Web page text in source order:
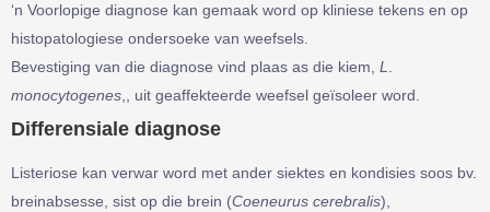
‘n Voorlopige diagnose kan gemaak word op kliniese tekens en op
histopatologiese ondersoeke van weefsels.
Bevestiging van die diagnose vind plaas as die kiem, L
monocytogenes ,, uit geaffekteerde weefsel geїsoleer word.
Differensiale diagnose
Listeriose kan verwar word met ander siektes en kondisies soos bv.
breinabsesse, sist op die brein (Coeneurus cerebralis),